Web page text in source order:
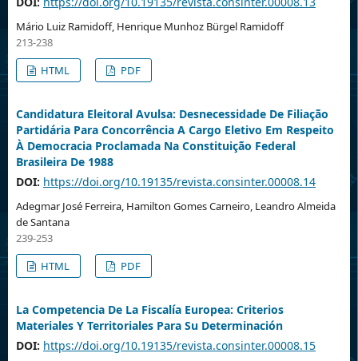
Mário Luiz Ramidoff, Henrique Munhoz Bürgel Ramidoff
213-238
HTML
PDF
Candidatura Eleitoral Avulsa: Desnecessidade De Filiação
Partidária Para Concorrência A Cargo Eletivo Em Respeito
À Democracia Proclamada Na Constituição Federal
Brasileira De 1988
DOI: https://doi.org/10.19135/revista.consinter.00008.14
Adegmar José Ferreira, Hamilton Gomes Carneiro, Leandro Almeida
de Santana
239-253
HTML
PDF
La Competencia De La Fiscalía Europea: Criterios
Materiales Y Territoriales Para Su Determinación
DOI: https://doi.org/10.19135/revista.consinter.00008.15